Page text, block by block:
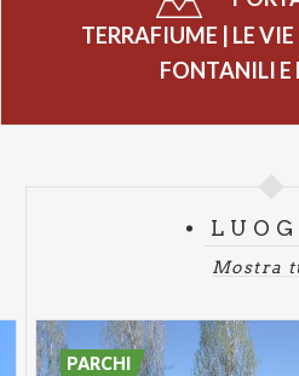
TERRAFIUME | LE
FONTANILI E
Mostra
PARCHI